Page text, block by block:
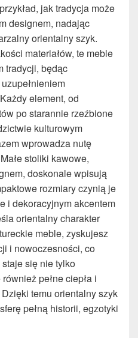
jak tradycja może
designem, nadając
orientalny szyk.
materiałów, te meble
tradycji, będąc
element, od
po starannie rzeźbione
kulturowym
wprowadza nutę
stoliki kawowe,
doskonale wpisują
rozmiary czynią je
i dekoracyjnym akcentem
orientalny charakter
meble, zyskujesz
i nowoczesności, co
się nie tylko
pełne ciepła i
temu orientalny szyk
pełną historii, egzotyki